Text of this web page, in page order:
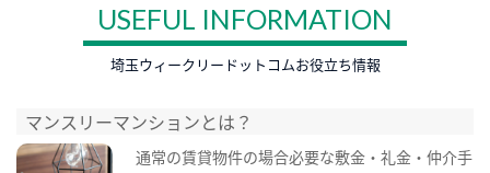
USEFUL INFORMATION
埼玉ウィークリードットコムお役立ち情報
マンスリーマンションとは？
通常の賃貸物件の場合必要な敷金・礼金・仲介手